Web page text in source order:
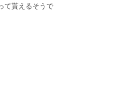
て貰えるそうで